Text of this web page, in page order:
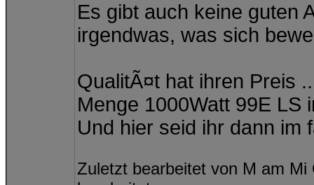
Es gibt auch keine guten
irgendwas, was sich
QualitÃ¤t hat ihren Preis
Menge 1000Watt 99E
Und hier seid ihr dann im
Zuletzt bearbeitet von M am